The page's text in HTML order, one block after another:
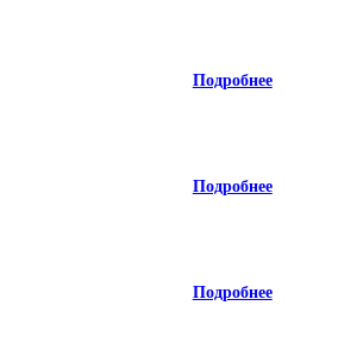
Подробнее
Подробнее
Подробнее